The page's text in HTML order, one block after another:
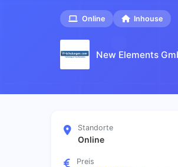
Online Inhouse
New Elements
Standorte
Online
Preis